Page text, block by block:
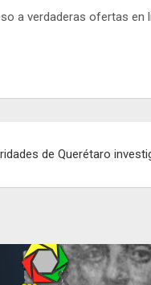
a verdaderas ofertas
de Querétaro